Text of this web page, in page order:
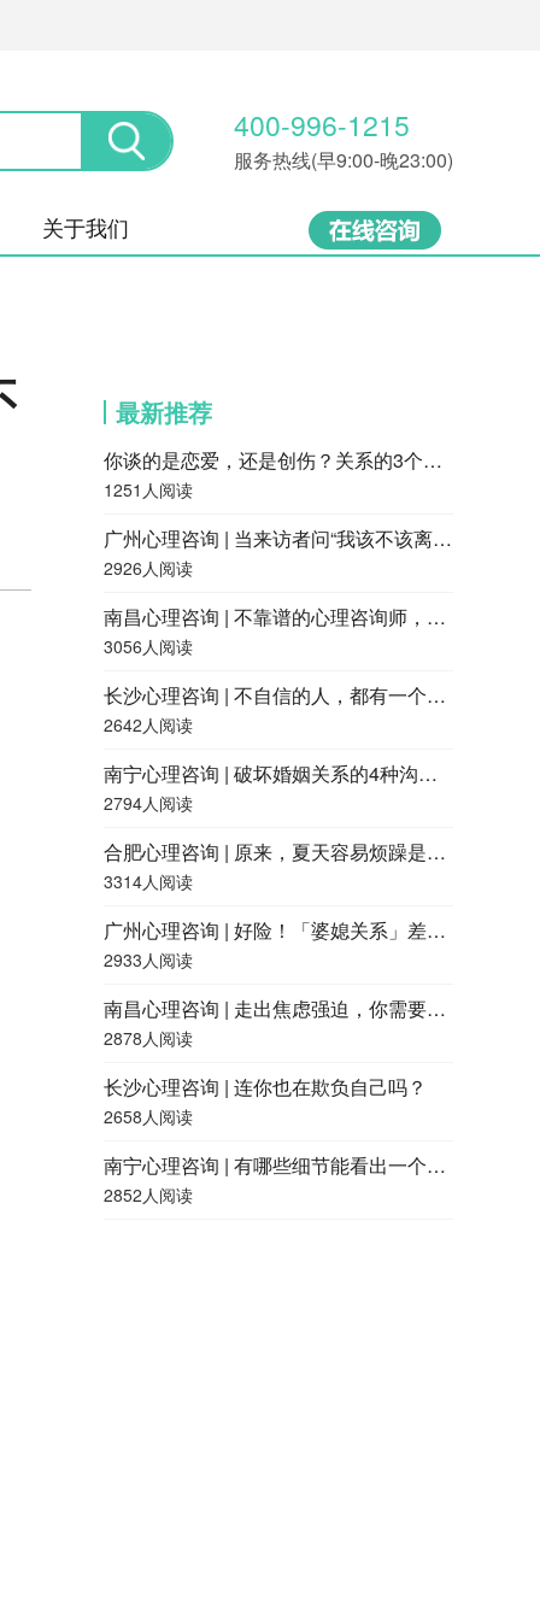
400-996-1215
服务热线(早9:00-晚23:00)
关于我们
最新推荐
你谈的是恋爱，还是创伤？关系的3个层次，很多人都停留在第一层
1251人阅读
广州心理咨询 | 当来访者问“我该不该离婚”，咨询师会怎么回答？
2926人阅读
南昌心理咨询 | 不靠谱的心理咨询师，都有什么特征？
3056人阅读
长沙心理咨询 | 不自信的人，都有一个共同点
2642人阅读
南宁心理咨询 | 破坏婚姻关系的4种沟通方式，快看看你用过吗？
2794人阅读
合肥心理咨询 | 原来，夏天容易烦躁是因为「热怒症」
3314人阅读
广州心理咨询 | 好险！「婆媳关系」差点就和谐了……
2933人阅读
南昌心理咨询 | 走出焦虑强迫，你需要了解这四点
2878人阅读
长沙心理咨询 | 连你也在欺负自己吗？
2658人阅读
南宁心理咨询 | 有哪些细节能看出一个人的精神状况好不好？
2852人阅读